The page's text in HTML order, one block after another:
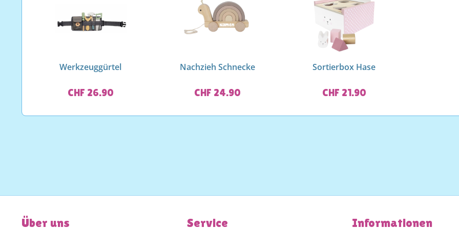
Werkzeuggürtel
CHF 26.90
Nachzieh Schnecke
CHF 24.90
Sortierbox Hase
CHF 21.90
Über uns Service Informationen